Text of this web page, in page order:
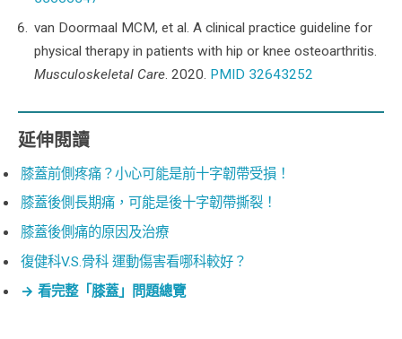
van Doormaal MCM, et al. A clinical practice guideline for
physical therapy in patients with hip or knee osteoarthritis.
Musculoskeletal Care. 2020. PMID 32643252
延伸閱讀
膝蓋前側疼痛？小心可能是前十字韌帶受損！
膝蓋後側長期痛，可能是後十字韌帶撕裂！
膝蓋後側痛的原因及治療
復健科V.S.骨科 運動傷害看哪科較好？
→ 看完整「膝蓋」問題總覽